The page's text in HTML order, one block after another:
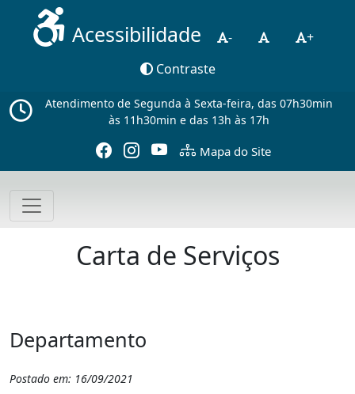
Acessibilidade -
+
Contraste
Atendimento de Segunda à Sexta-feira, das 07h30min
às 11h30min e das 13h às 17h
Mapa do Site
Carta de Serviços
Departamento
Postado em: 16/09/2021